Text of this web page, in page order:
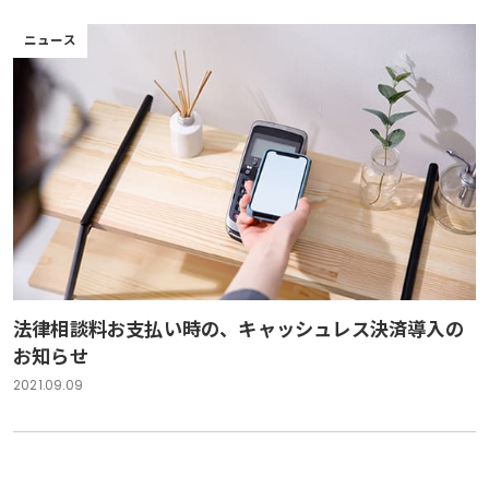
ニュース
法律相談料お支払い時の、キャッシュレス決済導入の
お知らせ
2021.09.09